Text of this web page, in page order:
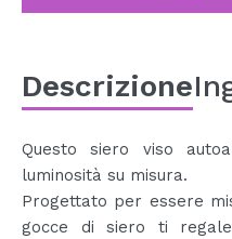
Descrizione
Questo siero viso
luminosità su misura.
Progettato per essere
gocce di siero ti